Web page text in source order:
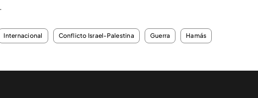
Internacional Conflicto Israel-Palestina Guerra Hamás